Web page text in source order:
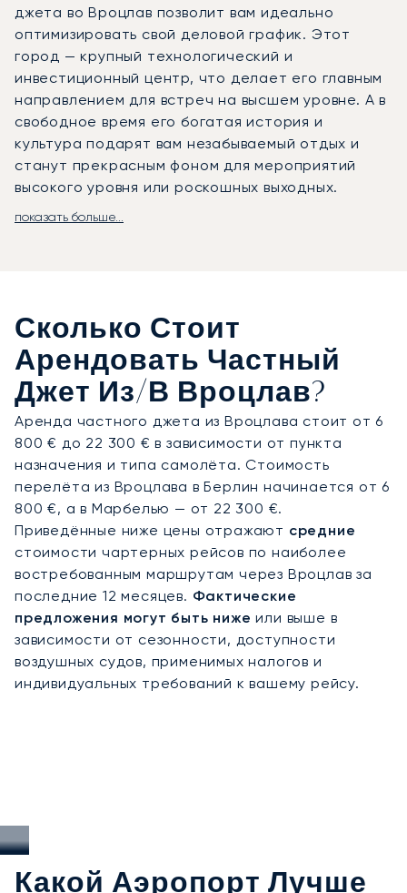
джета во Вроцлав позволит вам идеально
оптимизировать свой деловой график. Этот
город — крупный технологический и
инвестиционный центр, что делает его главным
направлением для встреч на высшем уровне. А в
свободное время его богатая история и
культура подарят вам незабываемый отдых и
станут прекрасным фоном для мероприятий
высокого уровня или роскошных выходных.
Ваше путешествие будет организовано в
меню высокой кухни вы прибудете на
конференцию во Вроцлавский конгресс-центр
отдохнувшим и полностью готовым к работе.
Наша приверженность высочайшим стандартам
обслуживания подтверждается многолетним
доверием клиентов: сто наших крупнейших
заказчиков, включая корпоративные лётные
отделы, летают с нами в среднем более семи
лет. Такая преданность делу гарантирует, что
ваши деловые поездки в Польшу будут
организованы с исключительным
профессионализмом, обеспечивая вам полное
спокойствие во время каждого важного
путешествия.
показать больше...
Сколько Стоит
Арендовать Частный
Джет Из/в Вроцлав?
Аренда частного джета из Вроцлава стоит от 6
800 € до 22 300 € в зависимости от пункта
назначения и типа самолёта. Стоимость
перелёта из Вроцлава в Берлин начинается от 6
800 €, а в Марбелью — от 22 300 €.
Приведённые ниже цены отражают средние
стоимости чартерных рейсов по наиболее
востребованным маршрутам через Вроцлав за
последние 12 месяцев. Фактические
предложения могут быть ниже или выше в
зависимости от сезонности, доступности
воздушных судов, применимых налогов и
индивидуальных требований к вашему рейсу.
Какой Аэропорт Лучше